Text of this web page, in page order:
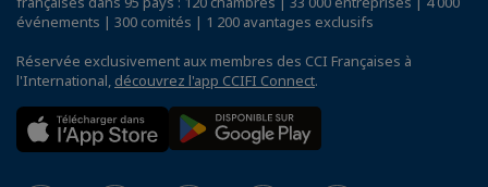
événements | 300 comités | 1 200 avantages exclusifs
Réservée exclusivement aux membres des CCI Françaises à
l'International, découvrez l'app CCIFI Connect.